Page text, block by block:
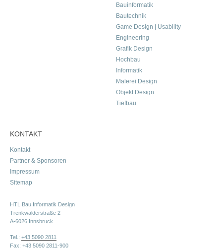
Bauinformatik
Bautechnik
Game Design | Usability
Engineering
Grafik Design
Hochbau
Informatik
Malerei Design
Objekt Design
Tiefbau
KONTAKT
Kontakt
Partner & Sponsoren
Impressum
Sitemap
HTL Bau Informatik Design
Trenkwalderstraße 2
A-6026 Innsbruck
Tel.: +43 5090 2811
Fax: +43 5090 2811-900